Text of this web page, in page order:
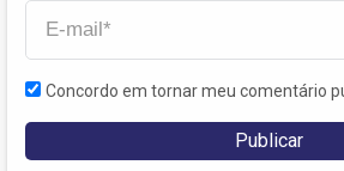
Concordo em tornar meu comentário